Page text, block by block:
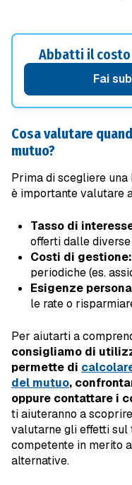
Abbatti il costo
Fai
Cosa valutare
mutuo?
Prima di scegliere
è importante valutare
Tasso di
offerti dalle
Costi di gestione:
periodiche (es.
Esigenze
le rate o
Per aiutarti a
consigliamo di
permette di
del mutuo,
oppure contattare i
ti aiuteranno a
valutarne gli effetti sul
competente in merito
alternative.